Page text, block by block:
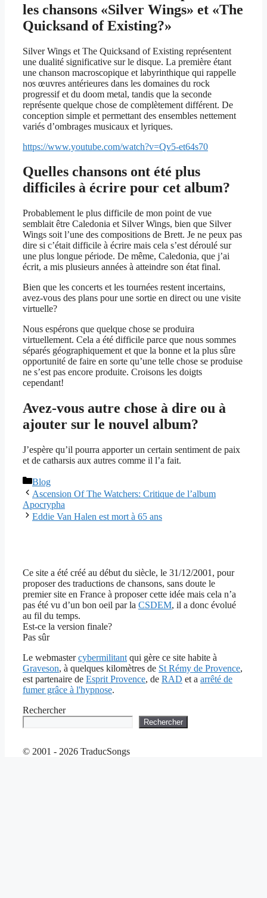
les chansons «Silver Wings» et «The
Quicksand of Existing?»
Silver Wings et The Quicksand of Existing représentent
une dualité significative sur le disque. La première étant
une chanson macroscopique et labyrinthique qui rappelle
nos œuvres antérieures dans les domaines du rock
progressif et du doom metal, tandis que la seconde
représente quelque chose de complètement différent. De
conception simple et permettant des ensembles nettement
variés d’ombrages musicaux et lyriques.
https://www.youtube.com/watch?v=Qv5-et64s70
Quelles chansons ont été plus
difficiles à écrire pour cet album?
Probablement le plus difficile de mon point de vue
semblait être Caledonia et Silver Wings, bien que Silver
Wings soit l’une des compositions de Brett. Je ne peux pas
dire si c’était difficile à écrire mais cela s’est déroulé sur
une plus longue période. De même, Caledonia, que j’ai
écrit, a mis plusieurs années à atteindre son état final.
Bien que les concerts et les tournées restent incertains,
avez-vous des plans pour une sortie en direct ou une visite
virtuelle?
Nous espérons que quelque chose se produira
virtuellement. Cela a été difficile parce que nous sommes
séparés géographiquement et que la bonne et la plus sûre
opportunité de faire en sorte qu’une telle chose se produise
ne s’est pas encore produite. Croisons les doigts
cependant!
Avez-vous autre chose à dire ou à
ajouter sur le nouvel album?
J’espère qu’il pourra apporter un certain sentiment de paix
et de catharsis aux autres comme il l’a fait.
Catégories
Blog
Ascension Of The Watchers: Critique de l’album
Apocrypha
Eddie Van Halen est mort à 65 ans
Ce site a été créé au début du siècle, le 31/12/2001, pour
proposer des traductions de chansons, sans doute le
premier site en France à proposer cette idée mais cela n’a
pas été vu d’un bon oeil par la CSDEM, il a donc évolué
au fil du temps.
Est-ce la version finale?
Pas sûr
Le webmastercybermilitant qui gère ce site habite à
Graveson, à quelques kilomètres de St Rémy de Provence,
est partenaire de Esprit Provence, de RAD et a arrêté de
fumer grâce à l'hypnose.
Rechercher
Rechercher
© 2001 - 2026 TraducSongs